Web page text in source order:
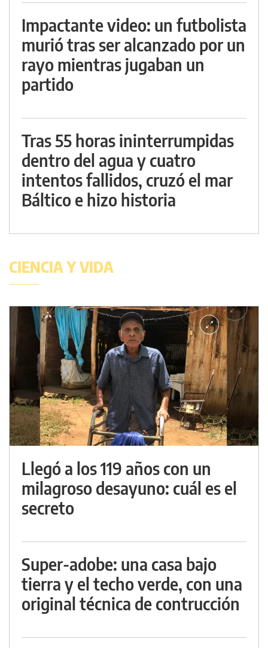
Impactante video: un futbolista
murió tras ser alcanzado por un
rayo mientras jugaban un
partido
Tras 55 horas ininterrumpidas
dentro del agua y cuatro
intentos fallidos, cruzó el mar
Báltico e hizo historia
CIENCIA Y VIDA
Llegó a los 119 años con un
milagroso desayuno: cuál es el
secreto
Super-adobe: una casa bajo
tierra y el techo verde, con una
original técnica de contrucción